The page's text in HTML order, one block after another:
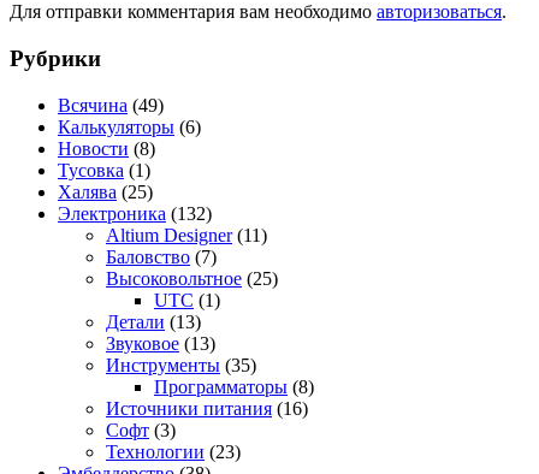
Для отправки комментария вам необходимо авторизоваться.
Рубрики
Всячина (49)
Калькуляторы (6)
Новости (8)
Тусовка (1)
Халява (25)
Электроника (132)
Altium Designer(11)
Баловство (7)
Высоковольтное (25)
UTC (1)
Детали (13)
Звуковое (13)
Инструменты (35)
Программаторы (8)
Источники питания (16)
Софт (3)
Технологии (23)